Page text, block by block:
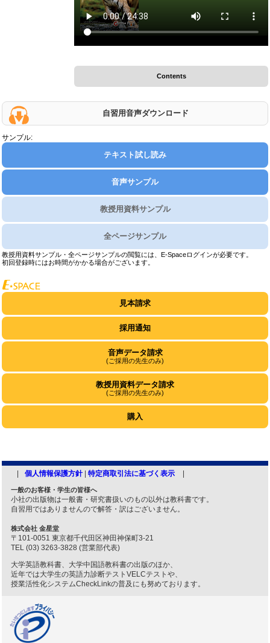
Contents
自習用音声ダウンロード
サンプル:
テキスト試し読み
音声サンプル
教授用資料サンプル
全ページサンプル
教授用資料サンプル・全ページサンプルの閲覧には、E-Spaceログインが必要です。
初回登録時にはお時間がかかる場合がございます。
見本請求
採用通知
音声データ請求
(ご採用の先生のみ)
教授用資料データ請求
(ご採用の先生のみ)
購入
個人情報保護方針| 特定商取引法に基づく表示
一般のお客様・学生の皆様へ
小社の出版物は一般書・研究書扱いのもの以外は教科書です。
自習用ではありませんので解答・訳はございません。
株式会社 金星堂
〒101-0051 東京都千代田区神田神保町3-21
TEL (03) 3263-3828 (営業部代表)
大学英語教科書、大学中国語教科書の出版のほか、
近年では大学生の英語力診断テストVELCテストや、
授業活性化システムCheckLinkの普及にも努めております。